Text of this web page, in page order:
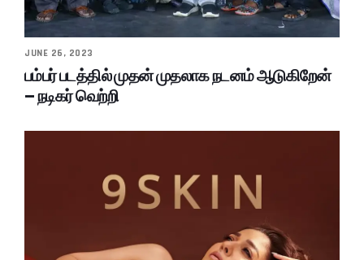
JUNE 26, 2023
பம்பர் படத்தில் முதன் முதலாக நடனம் ஆடுகிறேன்
– நடிகர் வெற்றி